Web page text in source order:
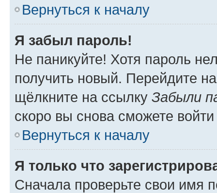
Вернуться к началу
Я забыл пароль!
Не паникуйте! Хотя пароль
получить новый. Перейдите
щёлкните на ссылку Забыли
скоро вы снова сможете
Вернуться к началу
Я только что
Сначала проверьте свои имя